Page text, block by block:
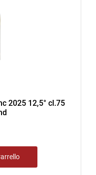
2025 12,5° cl.75